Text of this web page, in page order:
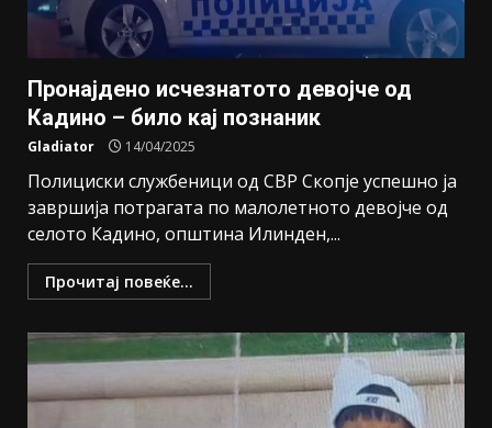
Пронајдено исчезнатото девојче од
Кадино – било кај познаник
Gladiator 14/04/2025
Полициски службеници од СВР Скопје успешно ја
завршија потрагата по малолетното девојче од
селото Кадино, општина Илинден,...
Прочитај повеќе...